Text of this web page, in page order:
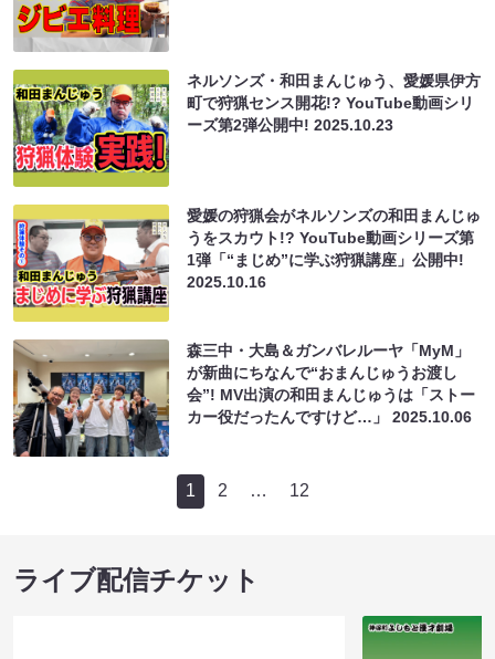
ネルソンズ・和田まんじゅう、愛媛県伊方
町で狩猟センス開花!? YouTube動画シリ
ーズ第2弾公開中!2025.10.23
愛媛の狩猟会がネルソンズの和田まんじゅ
うをスカウト!? YouTube動画シリーズ第
1弾「“まじめ”に学ぶ狩猟講座」公開中!
2025.10.16
森三中・大島＆ガンバレルーヤ「MyM」
が新曲にちなんで“おまんじゅうお渡し
会”! MV出演の和田まんじゅうは「ストー
カー役だったんですけど…」2025.10.06
1 2 … 12
ライブ配信チケット